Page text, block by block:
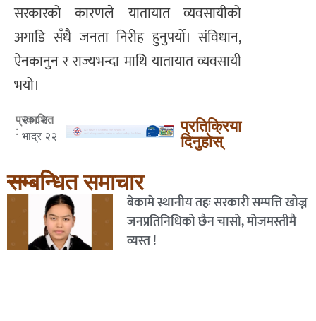
सरकारको कारणले यातायात व्यवसायीको
अगाडि सँधै जनता निरीह हुनुपर्यो। संविधान,
ऐनकानुन र राज्यभन्दा माथि यातायात व्यवसायी
भयो।
प्रकाशित
:
२०८२
भाद्र २२
प्रतिक्रिया
दिनुहोस्
सम्बन्धित समाचार
बेकामे स्थानीय तहः सरकारी सम्पत्ति खोज्न
जनप्रतिनिधिको छैन चासो, मोजमस्तीमै
व्यस्त !